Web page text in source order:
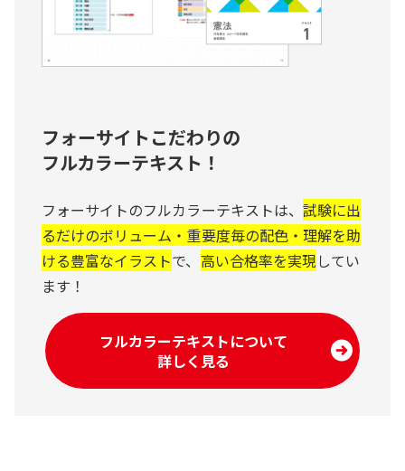
フォーサイトこだわりの
フルカラーテキスト！
フォーサイトのフルカラーテキストは、 試験に出
るだけのボリューム・重要度毎の配色・理解を助
ける豊富なイラストで、 高い合格率を実現 してい
ます！
フルカラーテキストについて
詳しく見る